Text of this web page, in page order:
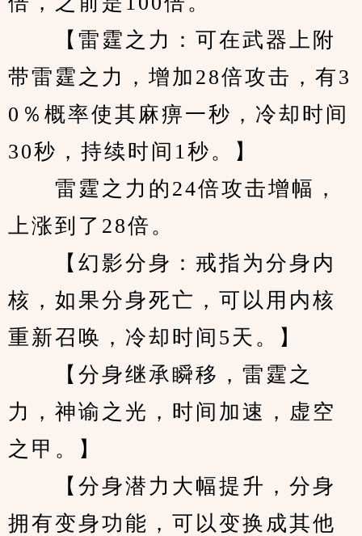
【雷霆之力：可在武器上附
带雷霆之力，增加28倍攻击，有3
0％概率使其麻痹一秒，冷却时间
30秒，持续时间1秒。】
雷霆之力的24倍攻击增幅，
上涨到了28倍。
【幻影分身：戒指为分身内
核，如果分身死亡，可以用内核
重新召唤，冷却时间5天。】
【分身继承瞬移，雷霆之
力，神谕之光，时间加速，虚空
之甲。】
【分身潜力大幅提升，分身
拥有变身功能，可以变换成其他